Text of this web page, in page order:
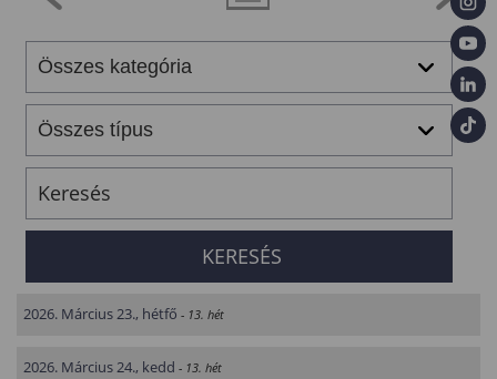
2026. Március 23., hétfő - 13. hét
2026. Március 24., kedd - 13. hét